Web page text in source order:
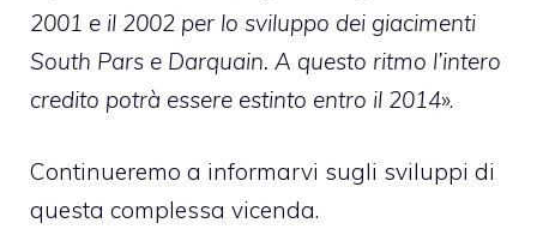
2001 e il 2002 per lo sviluppo dei giacimenti
South Pars e Darquain. A questo ritmo l’intero
credito potrà essere estinto entro il 2014».
Continueremo a informarvi sugli sviluppi di
questa complessa vicenda.